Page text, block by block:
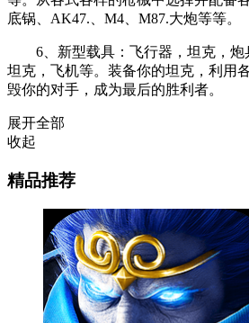
底锅、AK47.、M4、M87.大炮等等。
6、新型载具：飞行器，坦克，炮
坦克，飞机等。装备你的坦克，利用
毁你的对手，成为最后的胜利者。
展开全部
收起
精品推荐